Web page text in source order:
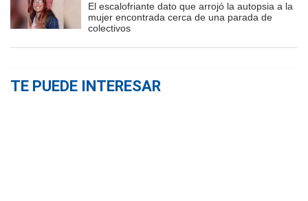
El escalofriante dato que arrojó la autopsia a la
mujer encontrada cerca de una parada de
colectivos
TE PUEDE INTERESAR